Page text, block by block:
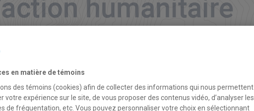
2020
en matière de témoins
des témoins (cookies) afin de collecter des informations qui nous permettent
votre expérience sur le site, de vous proposer des contenus vidéo, d’analyser les
de fréquentation, etc. Vous pouvez personnaliser votre choix en sélectionnant